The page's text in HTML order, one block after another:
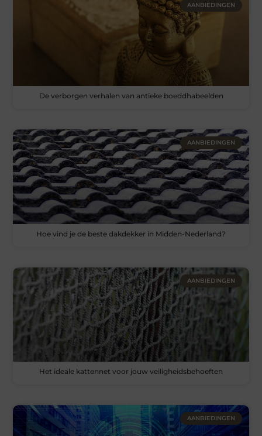
AANBIEDINGEN
De verborgen verhalen van antieke boeddhabeelden
AANBIEDINGEN
Hoe vind je de beste dakdekker in Midden-Nederland?
AANBIEDINGEN
Het ideale kattennet voor jouw veiligheidsbehoeften
AANBIEDINGEN